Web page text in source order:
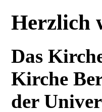
Herzlich
Das
Kirche
der